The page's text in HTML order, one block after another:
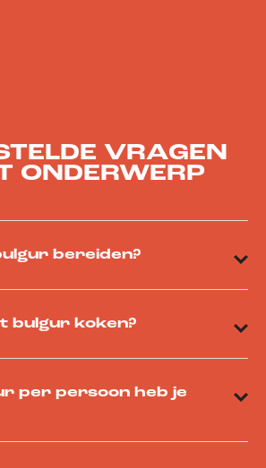
VRAGEN
ONDERWERP
bereiden?
bulgur koken?
per persoon heb je